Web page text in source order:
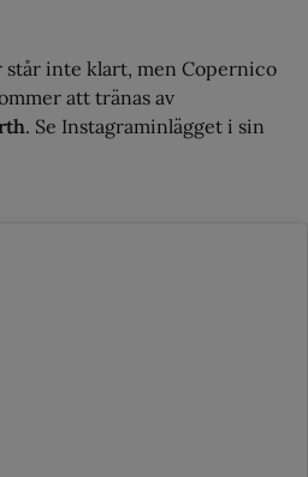
står inte klart, men Copernico
att tränas av
. Se Instagraminlägget i sin